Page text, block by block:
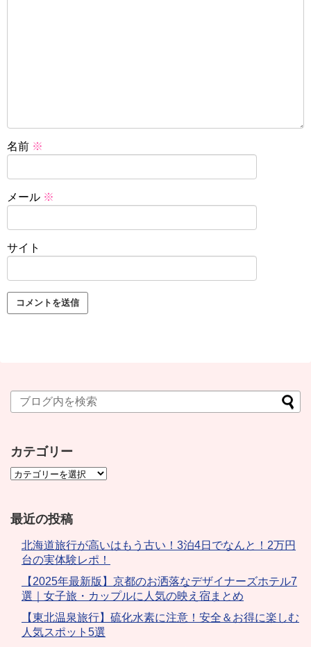
名前 ※
メール ※
サイト
カテゴリー
最近の投稿
北海道旅行が高いはもう古い！3泊4日でなんと！2万円
台の実体験レポ！
【2025年最新版】京都のお洒落なデザイナーズホテル7
選｜女子旅・カップルに人気の映え宿まとめ
【東北温泉旅行】硫化水素に注意！安全＆お得に楽しむ
人気スポット5選